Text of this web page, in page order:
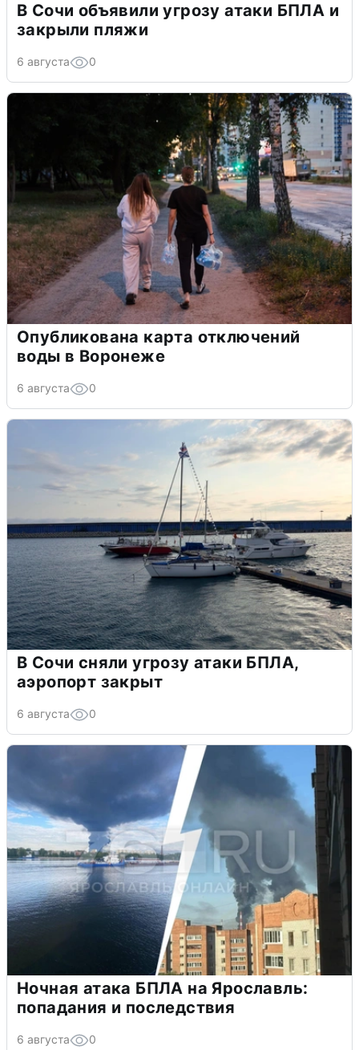
В Сочи объявили угрозу атаки БПЛА и
закрыли пляжи
6 августа 0
Опубликована карта отключений
воды в Воронеже
6 августа 0
В Сочи сняли угрозу атаки БПЛА,
аэропорт закрыт
6 августа 0
Ночная атака БПЛА на Ярославль:
попадания и последствия
6 августа 0